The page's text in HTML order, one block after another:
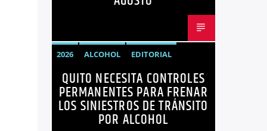
2026 ALCOHOL
EDITORIAL
NOTICIAS
SINIESTROS DE TRÁNSITO
QUITO NECESITA CONTROLES
PERMANENTES PARA FRENAR
LOS SINIESTROS DE TRÁNSITO
POR ALCOHOL